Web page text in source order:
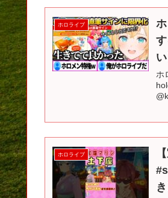
ホロライブ
い
ホ
ホロライブ
き